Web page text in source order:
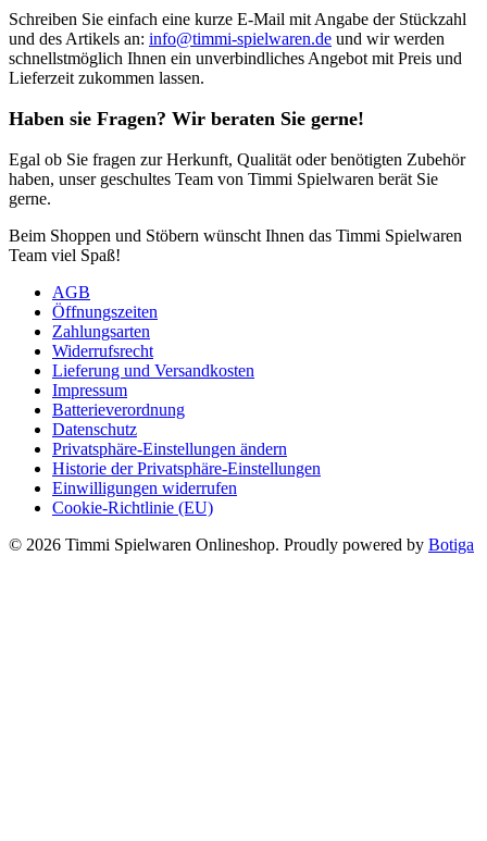
Schreiben Sie einfach eine kurze E-Mail mit Angabe der Stückzahl
und des Artikels an: info@timmi-spielwaren.de und wir werden
schnellstmöglich Ihnen ein unverbindliches Angebot mit Preis und
Lieferzeit zukommen lassen.
Haben sie Fragen? Wir beraten Sie gerne!
Egal ob Sie fragen zur Herkunft, Qualität oder benötigten Zubehör
haben, unser geschultes Team von Timmi Spielwaren berät Sie
gerne.
Beim Shoppen und Stöbern wünscht Ihnen das Timmi Spielwaren
Team viel Spaß!
AGB
Öffnungszeiten
Zahlungsarten
Widerrufsrecht
Lieferung und Versandkosten
Impressum
Batterieverordnung
Datenschutz
Privatsphäre-Einstellungen ändern
Historie der Privatsphäre-Einstellungen
Einwilligungen widerrufen
Cookie-Richtlinie (EU)
© 2026 Timmi Spielwaren Onlineshop. Proudly powered by Botiga